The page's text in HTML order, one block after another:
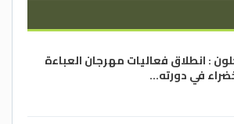
: انطلاق فعاليات مهرجان العباءة
في دورته…